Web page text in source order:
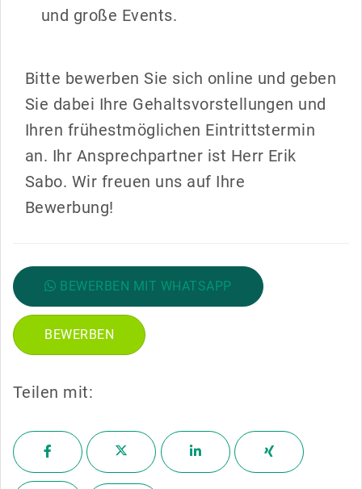
und große Events.
Bitte bewerben Sie sich online und geben
Sie dabei Ihre Gehaltsvorstellungen und
Ihren frühestmöglichen Eintrittstermin
an. Ihr Ansprechpartner ist Herr Erik
Sabo. Wir freuen uns auf Ihre
Bewerbung!
BEWERBEN MIT WHATSAPP
BEWERBEN
Teilen mit: